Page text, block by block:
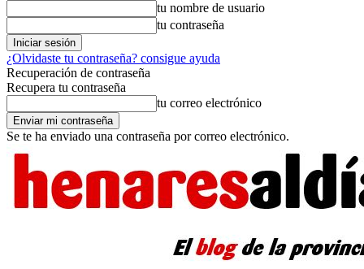
tu nombre de usuario
tu contraseña
¿Olvidaste tu contraseña? consigue ayuda
Recuperación de contraseña
Recupera tu contraseña
tu correo electrónico
Se te ha enviado una contraseña por correo electrónico.